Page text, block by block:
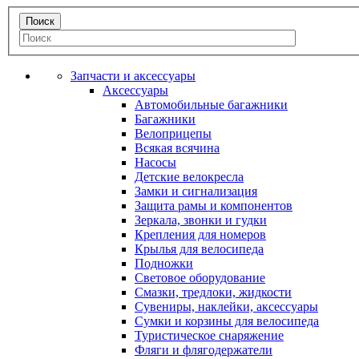
Запчасти и аксессуары
Аксессуары
Автомобильные багажники
Багажники
Велоприцепы
Всякая всячина
Насосы
Детские велокресла
Замки и сигнализация
Защита рамы и компонентов
Зеркала, звонки и гудки
Крепления для номеров
Крылья для велосипеда
Подножки
Световое оборудование
Смазки, тредлоки, жидкости
Сувениры, наклейки, аксессуары
Сумки и корзины для велосипеда
Туристическое снаряжение
Фляги и флягодержатели